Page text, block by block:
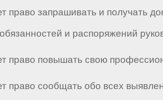
право запрашивать и
и распоряжений
право повышать свою
право сообщать обо всех